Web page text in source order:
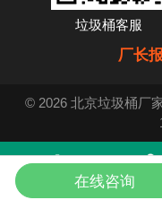
垃圾桶客服
厂长
© 2026 北京垃圾桶厂
在线咨询